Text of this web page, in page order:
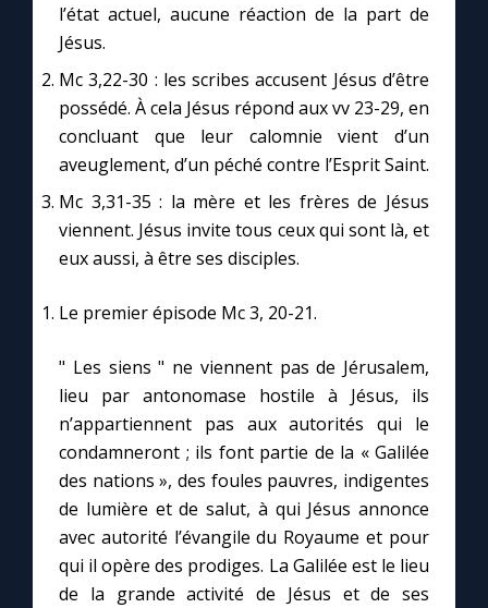
L'Évangile chaque jour
Les premiers samedis du mois
Marie qui défait les nœuds
Me consacrer à Jésus par Marie
Mes intentions de prière
Une Minute avec Marie
Une neuvaine
À la une
1000 Raisons de Croire
Chapelet pour le monde
l’état actuel, aucune réaction de la part de
Jésus.
Mc 3,22-30 : les scribes accusent Jésus d’être
possédé. À cela Jésus répond aux vv 23-29, en
concluant que leur calomnie vient d’un
aveuglement, d’un péché contre l’Esprit Saint.
Mc 3,31-35 : la mère et les frères de Jésus
viennent. Jésus invite tous ceux qui sont là, et
eux aussi, à être ses disciples.
Le premier épisode Mc 3, 20-21.
" Les siens " ne viennent pas de Jérusalem,
lieu par antonomase hostile à Jésus, ils
n’appartiennent pas aux autorités qui le
condamneront ; ils font partie de la « Galilée
des nations », des foules pauvres, indigentes
de lumière et de salut, à qui Jésus annonce
avec autorité l’évangile du Royaume et pour
qui il opère des prodiges. La Galilée est le lieu
de la grande activité de Jésus et de ses